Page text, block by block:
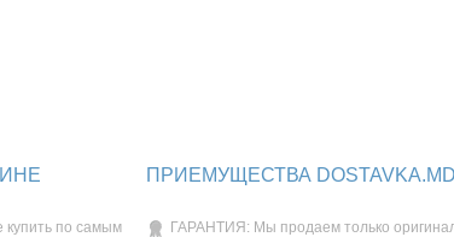
купить по самым
ПРИЕМУЩЕСТВА DOSTAVKA.MD
ГАРАНТИЯ: Мы продаем только